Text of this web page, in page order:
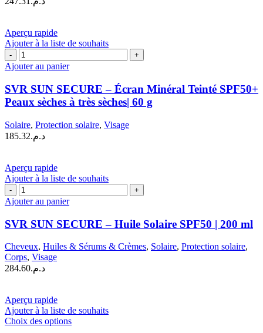
SPF50
ml
Aperçu rapide
Ajouter à la liste de souhaits
quantité
de
SUN
SECURE
–
Minéral
Teinté
sèches
à
très
sèches|
g
Ajouter au panier
SVR SUN SECURE – Écran Minéral Teinté SPF50+
Peaux sèches à très sèches| 60 g
Solaire, Protection solaire, Visage
د.م.185.32
Aperçu rapide
Ajouter à la liste de souhaits
quantité
de
SUN
SECURE
Huile
Solaire
SPF50
ml
Ajouter au panier
SVR SUN SECURE – Huile Solaire SPF50 | 200 ml
Cheveux, Huiles & Sérums & Crèmes, Solaire, Protection solaire,
Corps, Visage
د.م.284.60
Aperçu rapide
Ajouter à la liste de souhaits
Choix des optionsCe